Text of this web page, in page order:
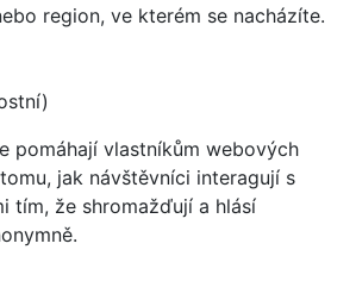
region, ve kterém se nacházíte.
pomáhají vlastníkům webových
jak návštěvníci interagují s
tím, že shromažďují a hlásí